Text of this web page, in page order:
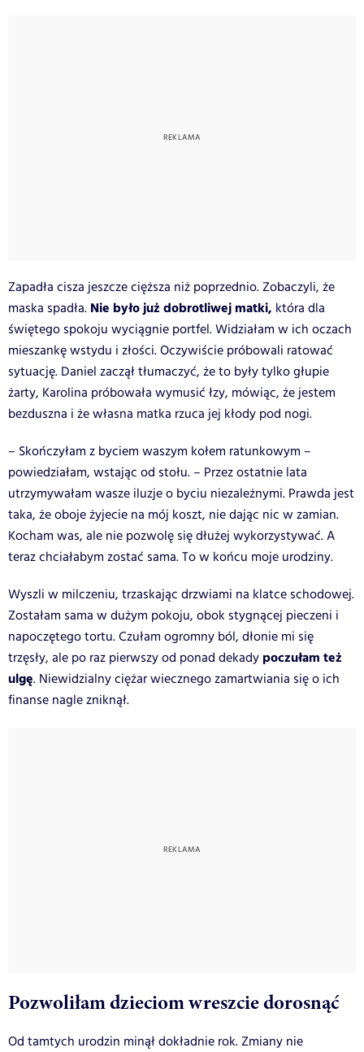
Zapadła cisza jeszcze cięższa niż poprzednio. Zobaczyli, że
maska spadła. Nie było już dobrotliwej matki, która dla
świętego spokoju wyciągnie portfel. Widziałam w ich oczach
mieszankę wstydu i złości. Oczywiście próbowali ratować
sytuację. Daniel zaczął tłumaczyć, że to były tylko głupie
żarty, Karolina próbowała wymusić łzy, mówiąc, że jestem
bezduszna i że własna matka rzuca jej kłody pod nogi.
– Skończyłam z byciem waszym kołem ratunkowym –
powiedziałam, wstając od stołu. – Przez ostatnie lata
utrzymywałam wasze iluzje o byciu niezależnymi. Prawda jest
taka, że oboje żyjecie na mój koszt, nie dając nic w zamian.
Kocham was, ale nie pozwolę się dłużej wykorzystywać. A
teraz chciałabym zostać sama. To w końcu moje urodziny.
Wyszli w milczeniu, trzaskając drzwiami na klatce schodowej.
Zostałam sama w dużym pokoju, obok stygnącej pieczeni i
napoczętego tortu. Czułam ogromny ból, dłonie mi się
trzęsły, ale po raz pierwszy od ponad dekady poczułam też
ulgę. Niewidzialny ciężar wiecznego zamartwiania się o ich
finanse nagle zniknął.
Pozwoliłam dzieciom wreszcie dorosnąć
Od tamtych urodzin minął dokładnie rok. Zmiany nie